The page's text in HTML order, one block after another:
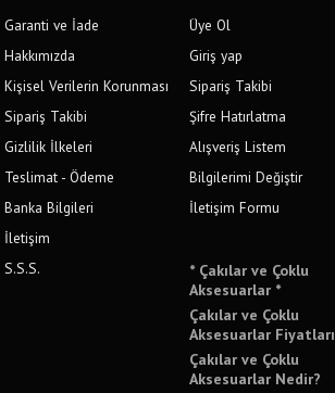
Garanti ve İade
Hakkımızda
Kişisel Verilerin Korunması
Sipariş Takibi
Gizlilik İlkeleri
Teslimat - Ödeme
Banka Bilgileri
İletişim
S.S.S.
Üye Ol
Giriş yap
Sipariş Takibi
Şifre Hatırlatma
Alışveriş Listem
Bilgilerimi Değiştir
İletişim Formu
* Çakılar ve Çoklu
Aksesuarlar *
Çakılar ve Çoklu
Aksesuarlar Fiyatları
Çakılar ve Çoklu
Aksesuarlar Nedir?